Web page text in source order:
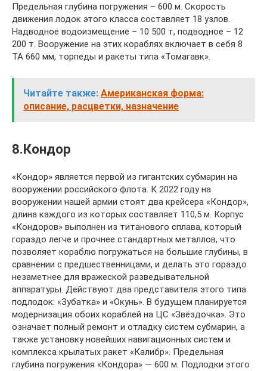
Предельная глубина погружения – 600 м. Скорость
движения лодок этого класса составляет 18 узлов.
Надводное водоизмещение – 10 500 т, подводное – 12
200 т. Вооружение на этих кораблях включает в себя 8
ТА 660 мм, торпеды и ракеты типа «Томагавк».
Читайте также: Американская форма:
описание, расцветки, назначение
8.Кондор
«Кондор» является первой из гигантских субмарин на
вооружении российского флота. К 2022 году на
вооружении нашей армии стоят два крейсера «Кондор»,
длина каждого из которых составляет 110,5 м. Корпус
«Кондоров» выполнен из титанового сплава, который
гораздо легче и прочнее стандартных металлов, что
позволяет кораблю погружаться на большие глубины, в
сравнении с предшественницами, и делать это гораздо
незаметнее для вражеской разведывательной
аппаратуры. Действуют два представителя этого типа
подлодок: «Зубатка» и «Окунь». В будущем планируется
модернизация обоих кораблей на ЦС «Звёздочка». Это
означает полный ремонт и отладку систем субмарин, а
также установку новейших навигационных систем и
комплекса крылатых ракет «Калибр». Предельная
глубина погружения «Кондора» — 600 м. Подлодки этого